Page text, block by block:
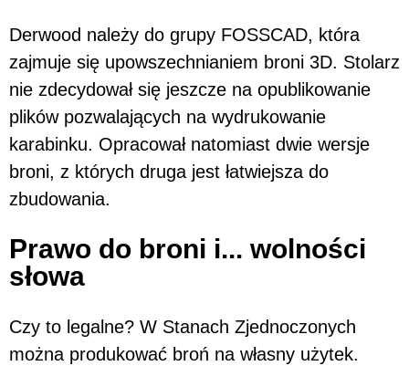
Derwood należy do grupy FOSSCAD, która
zajmuje się upowszechnianiem broni 3D. Stolarz
nie zdecydował się jeszcze na opublikowanie
plików pozwalających na wydrukowanie
karabinku. Opracował natomiast dwie wersje
broni, z których druga jest łatwiejsza do
zbudowania.
Prawo do broni i... wolności
słowa
Czy to legalne? W Stanach Zjednoczonych
można produkować broń na własny użytek.